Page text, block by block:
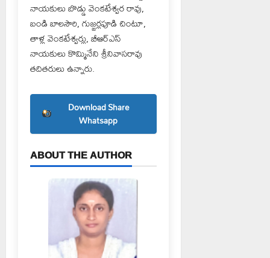
నాయకులు బొడ్డు వెంకటేశ్వర రావు,
బండి బాలసౌరి, గుజ్జర్లపూడి చింటూ,
తాళ్ల వెంకటేశ్వర్లు, బీఆర్ఎస్
నాయకులు కొమ్మినేని శ్రీనివాసరావు
తదితరులు ఉన్నారు.
Download Share
Whatsapp
ABOUT THE AUTHOR